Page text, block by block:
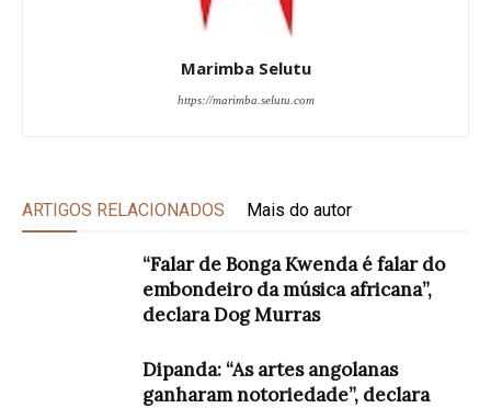
Marimba Selutu
https://marimba.selutu.com
ARTIGOS RELACIONADOS Mais do autor
“Falar de Bonga Kwenda é falar do
embondeiro da música africana”,
declara Dog Murras
Dipanda: “As artes angolanas
ganharam notoriedade”, declara